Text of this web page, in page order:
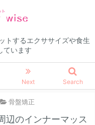
トするエクササイズや食生
ています
Next Search
骨盤矯正
辺のインナーマッス